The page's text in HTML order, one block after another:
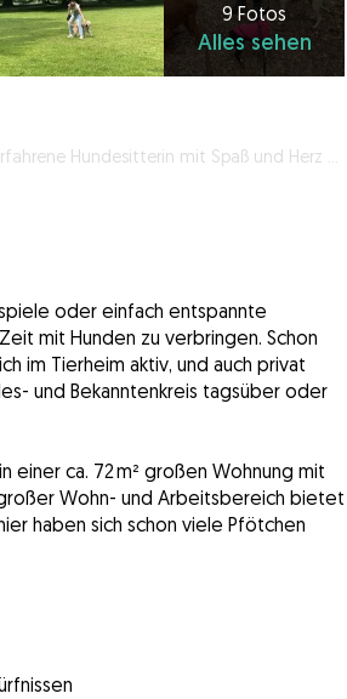
9 Fotos
Alles sehen
Hundesitterin mit Spaß und Herz 🧡🩷🩵
oder einfach entspannte
mit Hunden zu verbringen. Schon
im Tierheim aktiv, und auch privat
und Bekanntenkreis tagsüber oder
einer ca. 72 m² großen Wohnung mit
Wohn- und Arbeitsbereich bietet
haben sich schon viele Pfötchen